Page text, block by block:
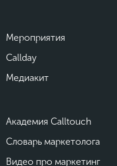
Мероприятия
Callday
Медиакит
Академия Calltouch
Словарь маркетолога
Видео про маркетинг